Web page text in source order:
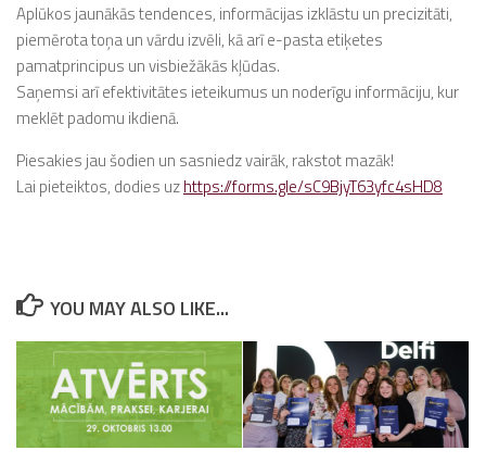
Aplūkos jaunākās tendences, informācijas izklāstu un precizitāti,
piemērota toņa un vārdu izvēli, kā arī e-pasta etiķetes
pamatprincipus un visbiežākās kļūdas.
Saņemsi arī efektivitātes ieteikumus un noderīgu informāciju, kur
meklēt padomu ikdienā.
Piesakies jau šodien un sasniedz vairāk, rakstot mazāk!
Lai pieteiktos, dodies uzhttps://forms.gle/sC9BjyT63yfc4sHD8
YOU MAY ALSO LIKE...